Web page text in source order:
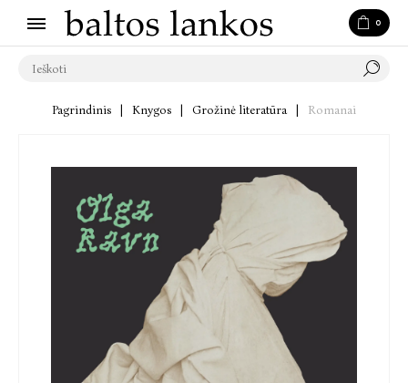
0
Pagrindinis Knygos Grožinė literatūra Romanai